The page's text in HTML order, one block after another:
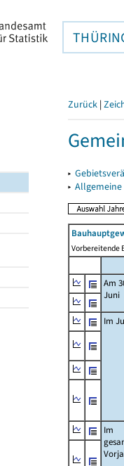
Zurück |
▸
▸
Vorbereitende
Am
Juni
Im
Im